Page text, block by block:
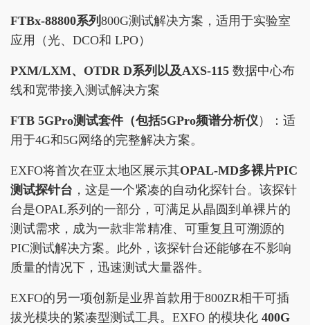
FTBx-88800系列 800G测试解决方案，适用于实验室
应用（光、DCO和 LPO）
PXM/LXM、 OTDR D系列以及AXS-115 数据中心布
线和宽带接入测试解决方案
FTB 5GPro测试套件（包括5GPro频谱分析仪）：适
用于4G和5G网络的完整解决方案。
EXFO将首次在亚太地区展示其OPAL-MD多裸片PIC
测试探针台 ，这是一个紧凑的自动化探针台。该探针
台是OPAL系列的一部分，可满足从晶圆到单裸片的
测试需求，成为一款非常精准、可重复且可溯源的
PIC测试解决方案。此外，该探针台还能够在不影响
质量的情况下，迅速测试大量器件。
EXFO的另一项创新是业界首款用于800ZR相干可插
拔光模块的紧凑型测试工具。EXFO 的模块化 400G